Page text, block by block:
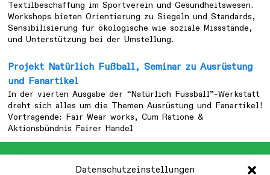
Datenschutzeinstellungen
Textilbeschaffung im Sportverein und Gesundheitswesen.
Workshops bieten Orientierung zu Siegeln und Standards,
Sensibilisierung für ökologische wie soziale Missstände,
und Unterstützung bei der Umstellung.
Projekt Natürlich Fußball, Seminar zu Ausrüstung
und Fanartikel
In der vierten Ausgabe der “Natürlich Fussball”-Werkstatt
dreht sich alles um die Themen Ausrüstung und Fanartikel!
Vortragende: Fair Wear works, Cum Ratione &
Aktionsbündnis Fairer Handel